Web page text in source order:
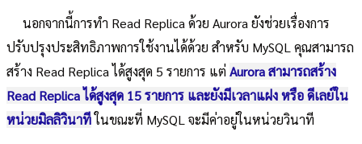
นอกจากนี้การทำ Read Replica ด้วย Aurora ยังช่วยเรื่องการ
ปรับปรุงประสิทธิภาพการใช้งานได้ด้วย สำหรับ MySQL คุณสามารถ
สร้าง Read Replica ได้สูงสุด 5 รายการ แต่ Aurora สามารถสร้าง
Read Replica ได้สูงสุด 15 รายการ และยังมีเวลาแฝง หรือ ดีเลย์ใน
หน่วยมิลลิวินาทีในขณะที่ MySQL จะมีค่าอยู่ในหน่วยวินาที